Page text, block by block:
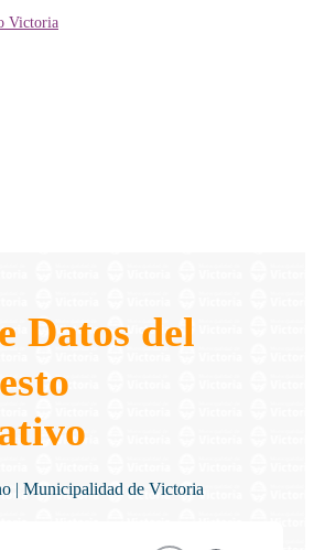
Datos del
| Municipalidad de Victoria